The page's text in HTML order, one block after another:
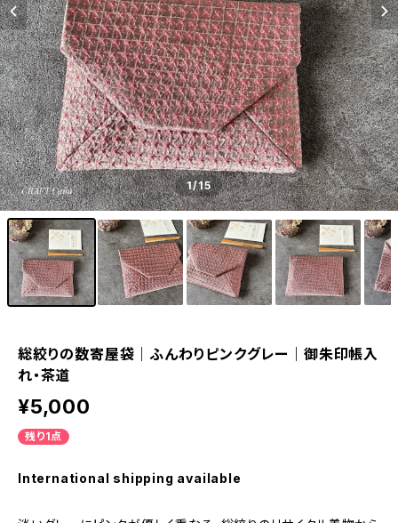
1/15
総絞りの数寄屋袋｜ふんわりピンクグレー｜御朱印帳入
れ・茶道
¥5,000
残り1点
International shipping available